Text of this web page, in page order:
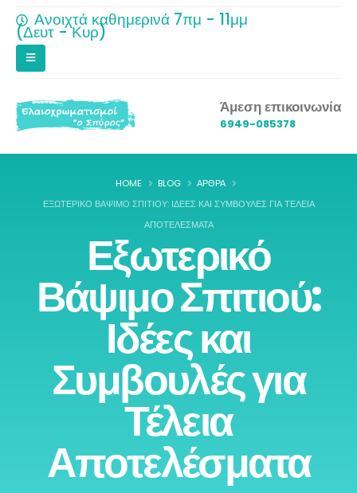
Ανοιχτά καθημερινά 7πμ - 11μμ
(Δευτ - Κυρ)
Άμεση επικοινωνία
6949-085378
HOME BLOG
ΆΡΘΡΑ
ΕΞΩΤΕΡΙΚΌ ΒΆΨΙΜΟ ΣΠΙΤΙΟΎ: ΙΔΈΕΣ ΚΑΙ ΣΥΜΒΟΥΛΈΣ ΓΙΑ ΤΈΛΕΙΑ
ΑΠΟΤΕΛΈΣΜΑΤΑ
Εξωτερικό
Βάψιμο Σπιτιού:
Ιδέες και
Συμβουλές για
Τέλεια
Αποτελέσματα